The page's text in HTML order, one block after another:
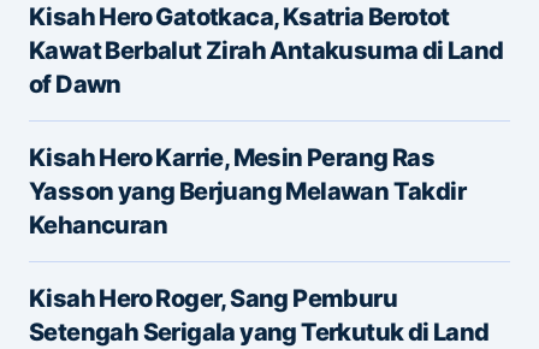
Message*
Kisah Hero Gatotkaca, Ksatria Berotot
Kawat Berbalut Zirah Antakusuma di Land
of Dawn
Kisah Hero Karrie, Mesin Perang Ras
Yasson yang Berjuang Melawan Takdir
Kehancuran
Kisah Hero Roger, Sang Pemburu
Setengah Serigala yang Terkutuk di Land